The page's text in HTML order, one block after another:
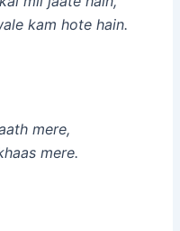
kam hote hain.
mere,
mere.